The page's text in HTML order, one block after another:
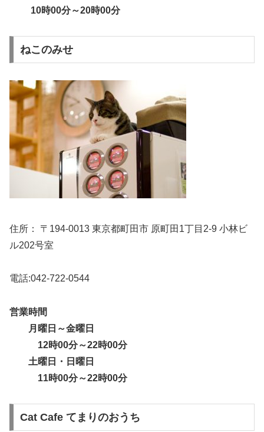
10時00分～20時00分
ねこのみせ
住所： 〒194-0013 東京都町田市 原町田1丁目2-9 小林ビ
ル202号室
電話:042-722-0544
営業時間
月曜日～金曜日
12時00分～22時00分
土曜日・日曜日
11時00分～22時00分
Cat Cafe てまりのおうち